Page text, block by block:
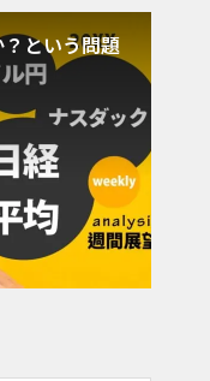
ナスダックが実に
て